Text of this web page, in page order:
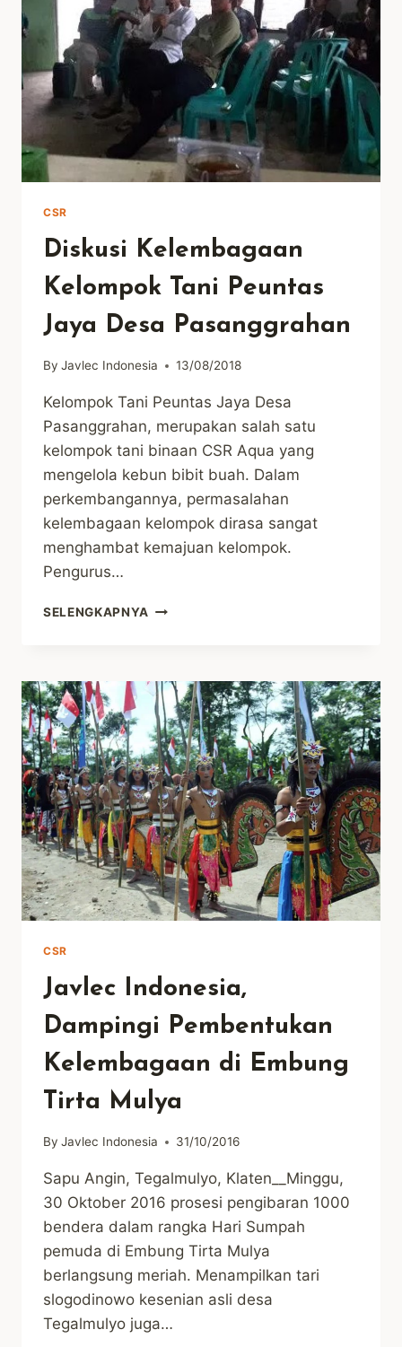
DAN
BOEHOEN
CSR
Diskusi Kelembagaan
Kelompok Tani Peuntas
Jaya Desa Pasanggrahan
By Javlec Indonesia 13/08/2018
Kelompok Tani Peuntas Jaya Desa
Pasanggrahan, merupakan salah satu
kelompok tani binaan CSR Aqua yang
mengelola kebun bibit buah. Dalam
perkembangannya, permasalahan
kelembagaan kelompok dirasa sangat
menghambat kemajuan kelompok.
Pengurus…
SELENGKAPNYA DISKUSI
PEUNTAS
JAYA
DESA
PASANGGRAHAN
CSR
Javlec Indonesia,
Dampingi Pembentukan
Kelembagaan di Embung
Tirta Mulya
By Javlec Indonesia 31/10/2016
Sapu Angin, Tegalmulyo, Klaten__Minggu,
30 Oktober 2016 prosesi pengibaran 1000
bendera dalam rangka Hari Sumpah
pemuda di Embung Tirta Mulya
berlangsung meriah. Menampilkan tari
slogodinowo kesenian asli desa
Tegalmulyo juga…